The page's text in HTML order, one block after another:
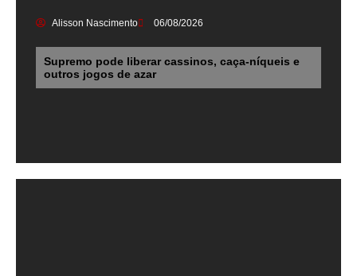
Alisson Nascimento 06/08/2026
Supremo pode liberar cassinos, caça-níqueis e
outros jogos de azar